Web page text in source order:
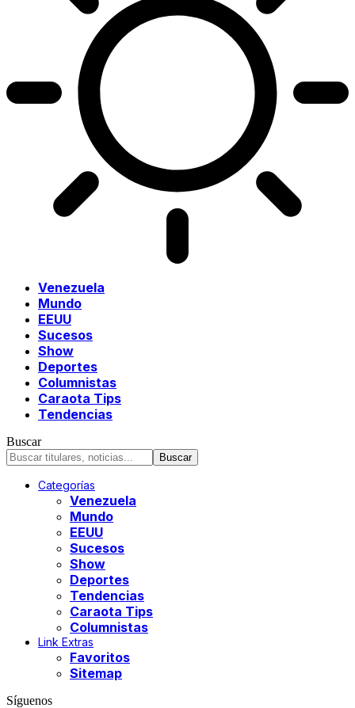
Venezuela
Mundo
EEUU
Sucesos
Show
Deportes
Columnistas
Caraota Tips
Tendencias
Buscar
Categorías
Venezuela
Mundo
EEUU
Sucesos
Show
Deportes
Tendencias
Caraota Tips
Columnistas
Link Extras
Favoritos
Sitemap
Síguenos